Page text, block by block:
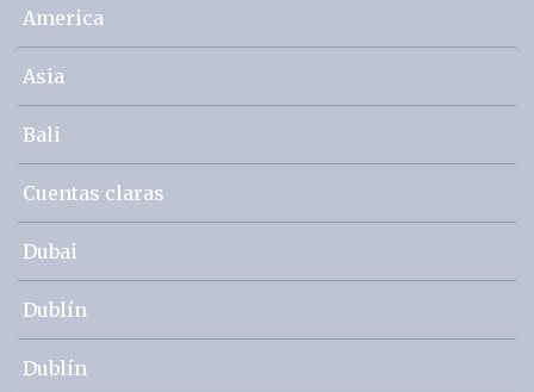
America
Asia
Bali
Cuentas claras
Dubai
Dublín
Dublín